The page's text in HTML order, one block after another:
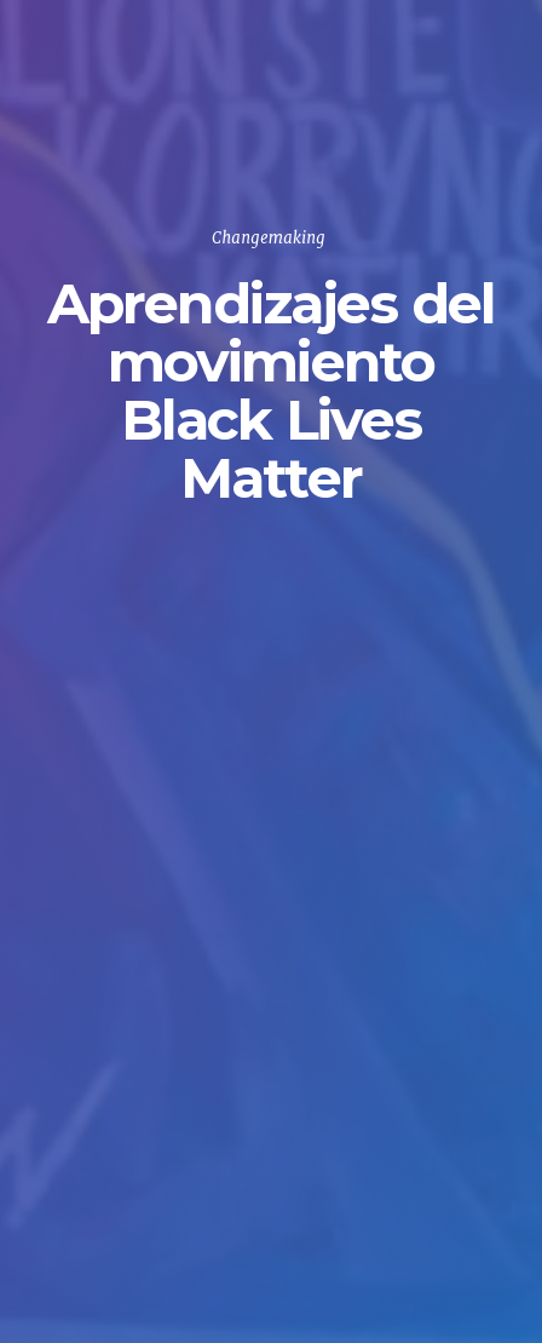
Changemaking
Aprendizajes del
movimiento
Black Lives
Matter